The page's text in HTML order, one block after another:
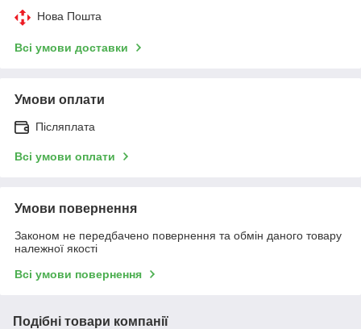
Нова Пошта
Всі умови доставки
Умови оплати
Післяплата
Всі умови оплати
Умови повернення
Законом не передбачено повернення та обмін даного товару
належної якості
Всі умови повернення
Подібні товари компанії